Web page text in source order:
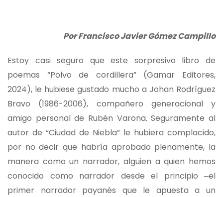
Por Francisco Javier Gómez Campillo
Estoy casi seguro que este sorpresivo libro de
poemas “Polvo de cordillera” (Gamar Editores,
2024), le hubiese gustado mucho a Johan Rodríguez
Bravo (1986-2006), compañero generacional y
amigo personal de Rubén Varona. Seguramente al
autor de “Ciudad de Niebla” le hubiera complacido,
por no decir que habría aprobado plenamente, la
manera como un narrador, alguien a quien hemos
conocido como narrador desde el principio ‒el
primer narrador payanés que le apuesta a un